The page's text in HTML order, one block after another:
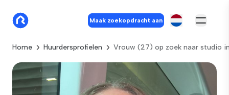
Maak zoekopdracht aan
Home Huurdersprofielen Vrouw (27) op zoek naar studio